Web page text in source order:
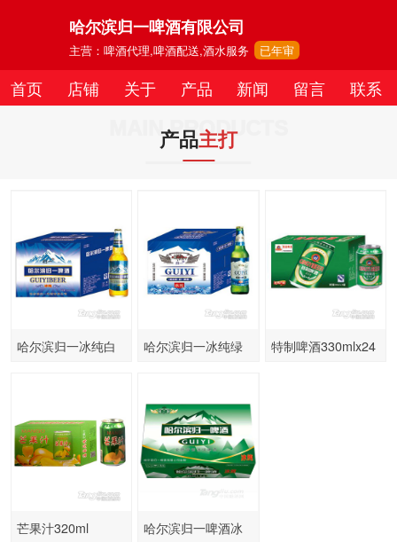
哈尔滨归一啤酒有限公司
主营：啤酒代理,啤酒配送,酒水服务 已年审
首页 店铺 关于 产品 新闻 留言 联系
MAIN PRODUCTS
产品主打
哈尔滨归一冰纯白
哈尔滨归一冰纯绿
特制啤酒330mlx24
芒果汁320ml
哈尔滨归一啤酒冰